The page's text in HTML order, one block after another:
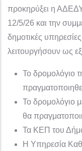
προκηρύξει η
12/5/26 και την
δημοτικές
λειτουργήσουν ως
Το δρομολόγιο
Το δρομολόγιο
θα
Τα ΚΕΠ του
Η Υπηρεσία